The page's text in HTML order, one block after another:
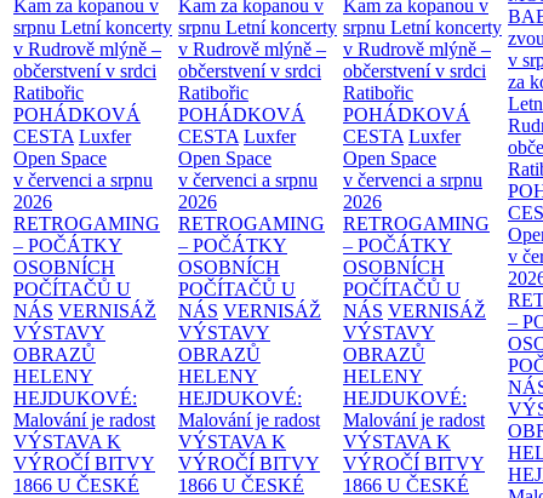
Kam za kopanou v
srpnu Letní koncerty
v Rudrově mlýně –
občerstvení v srdci
Ratibořic
POHÁDKOVÁ
CESTA Luxfer
Open Space
v červenci a srpnu
2026
RETROGAMING
– POČÁTKY
OSOBNÍCH
POČÍTAČŮ U
NÁS VERNISÁŽ
VÝSTAVY
OBRAZŮ
HELENY
HEJDUKOVÉ:
Malování je radost
VÝSTAVA K
VÝROČÍ BITVY
1866 U ČESKÉ
Kam za kopanou v
srpnu Letní koncerty
v Rudrově mlýně –
občerstvení v srdci
Ratibořic
POHÁDKOVÁ
CESTA Luxfer
Open Space
v červenci a srpnu
2026
RETROGAMING
– POČÁTKY
OSOBNÍCH
POČÍTAČŮ U
NÁS VERNISÁŽ
VÝSTAVY
OBRAZŮ
HELENY
HEJDUKOVÉ:
Malování je radost
VÝSTAVA K
VÝROČÍ BITVY
1866 U ČESKÉ
Kam za kopanou v
srpnu Letní koncerty
v Rudrově mlýně –
občerstvení v srdci
Ratibořic
POHÁDKOVÁ
CESTA Luxfer
Open Space
v červenci a srpnu
2026
RETROGAMING
– POČÁTKY
OSOBNÍCH
POČÍTAČŮ U
NÁS VERNISÁŽ
VÝSTAVY
OBRAZŮ
HELENY
HEJDUKOVÉ:
Malování je radost
VÝSTAVA K
VÝROČÍ BITVY
1866 U ČESKÉ
v
za
v
–